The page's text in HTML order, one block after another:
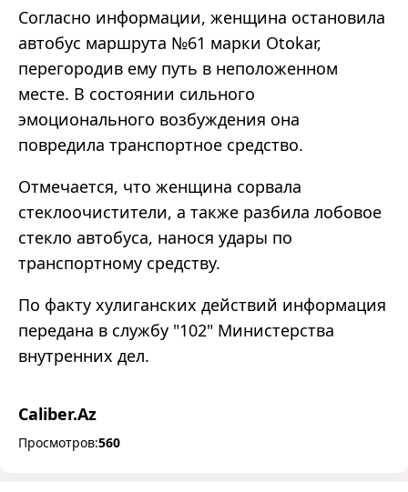
Согласно информации, женщина остановила
автобус маршрута №61 марки Otokar,
перегородив ему путь в неположенном
месте. В состоянии сильного
эмоционального возбуждения она
повредила транспортное средство.
Отмечается, что женщина сорвала
стеклоочистители, а также разбила лобовое
стекло автобуса, нанося удары по
транспортному средству.
По факту хулиганских действий информация
передана в службу "102" Министерства
внутренних дел.
Caliber.Az
Просмотров:560